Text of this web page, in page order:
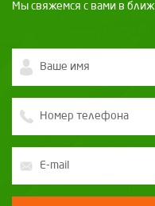
Мы свяжемся с вами в